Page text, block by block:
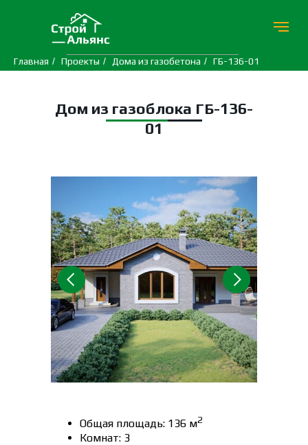
Главная / Проекты / Дома из газобетона / ГБ-136-01
Дом из газоблока ГБ-136-
01
Общая площадь: 136 м2
Комнат: 3